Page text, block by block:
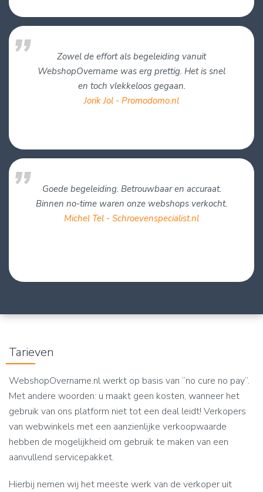
Zowel de effort als begeleiding vanuit
WebshopOvername was erg prettig. Het is snel
en toch vlekkeloos gegaan.
Jorik Jol - Promodomo.nl
Goede begeleiding. Betrouwbaar en accuraat.
Binnen no-time waren onze webshops verkocht.
Michel Tel - Schroevenspecialist.nl
Tarieven
WebshopOvername.nl werkt op basis van “no cure no pay”.
Met andere woorden: u maakt geen kosten, wanneer het
gebruik van ons platform niet tot een deal leidt! Verkopers
van webwinkels met een aanzienlijke verkoopwaarde
hebben de mogelijkheid om gebruik te maken van een
aanvullend servicepakket.
Hierbij nemen wij het meeste werk van de verkoper uit